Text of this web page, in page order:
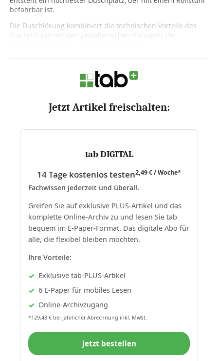
befahrbar ist.
Die Duschlösung kombiniert die technischen Vorteile des
Trockenbaus mit den gestalterischen Vorzügen der
Jetzt Artikel freischalten:
tab DIGITAL
14 Tage kostenlos testen2,49 € / Woche*
Fachwissen jederzeit und überall.
Greifen Sie auf exklusive PLUS-Artikel und das
komplette Online-Archiv zu und lesen Sie tab
bequem im E-Paper-Format. Das digitale Abo für
alle, die flexibel bleiben möchten.
Ihre Vorteile:
Exklusive tab-PLUS-Artikel
6 E-Paper für mobiles Lesen
Online-Archivzugang
*129,48 € bei jährlicher Abrechnung inkl. MwSt.
Jetzt bestellen